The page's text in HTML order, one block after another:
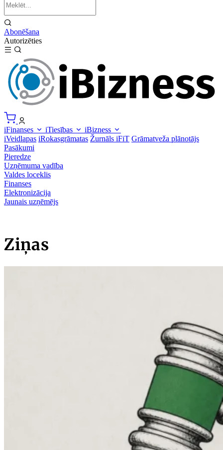
Abonēšana
Autorizēties
iFinanses iTiesības
iBizness
iVeidlapas iRokasgrāmatas Žurnāls iFiT Grāmatveža plānotājs
Pasākumi
Pieredze
Uzņēmuma vadība
Valdes loceklis
Finanses
Elektronizācija
Jaunais uzņēmējs
Ziņas